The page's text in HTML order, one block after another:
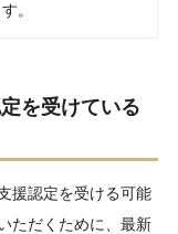
。
を受けている
援認定を受ける可能
ただくために、最新